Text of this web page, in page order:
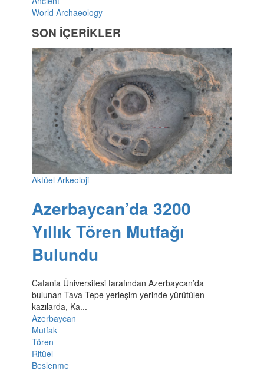
World Archaeology
SON İÇERİKLER
Aktüel Arkeoloji
Azerbaycan’da 3200
Yıllık Tören Mutfağı
Bulundu
Catania Üniversitesi tarafından Azerbaycan’da
bulunan Tava Tepe yerleşim yerinde yürütülen
kazılarda, Ka...
Azerbaycan
Mutfak
Tören
Ritüel
Beslenme